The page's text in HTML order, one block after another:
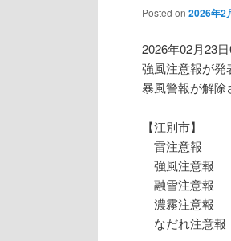
Posted on 2026年2
2026年02月23
強風注意報が発
暴風警報が解除
【江別市】
雷注意報
強風注意報
融雪注意報
濃霧注意報
なだれ注意報